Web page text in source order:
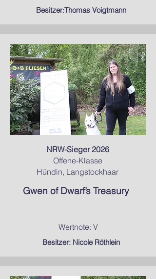
Besitzer:Thomas Voigtmann
NRW-Sieger 2026
Offene-Klasse
Hündin, Langstockhaar
Gwen of Dwarf’s Treasury
Wertnote: V
Besitzer: Nicole Röthlein